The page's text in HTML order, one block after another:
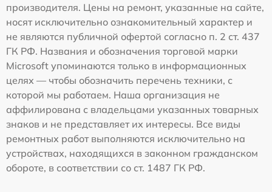
производителя. Цены на ремонт, указанные на сайте,
носят исключительно ознакомительный характер и
не являются публичной офертой согласно п. 2 ст. 437
ГК РФ. Названия и обозначения торговой марки
Microsoft упоминаются только в информационных
целях — чтобы обозначить перечень техники, с
которой мы работаем. Наша организация не
аффилирована с владельцами указанных товарных
знаков и не представляет их интересы. Все виды
ремонтных работ выполняются исключительно на
устройствах, находящихся в законном гражданском
обороте, в соответствии со ст. 1487 ГК РФ.